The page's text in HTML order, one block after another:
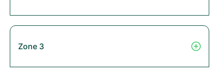
Zone 3